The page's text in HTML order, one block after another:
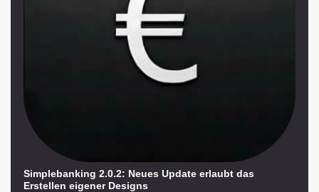
Simplebanking 2.0.2: Neues Update erlaubt das
Erstellen eigener Designs